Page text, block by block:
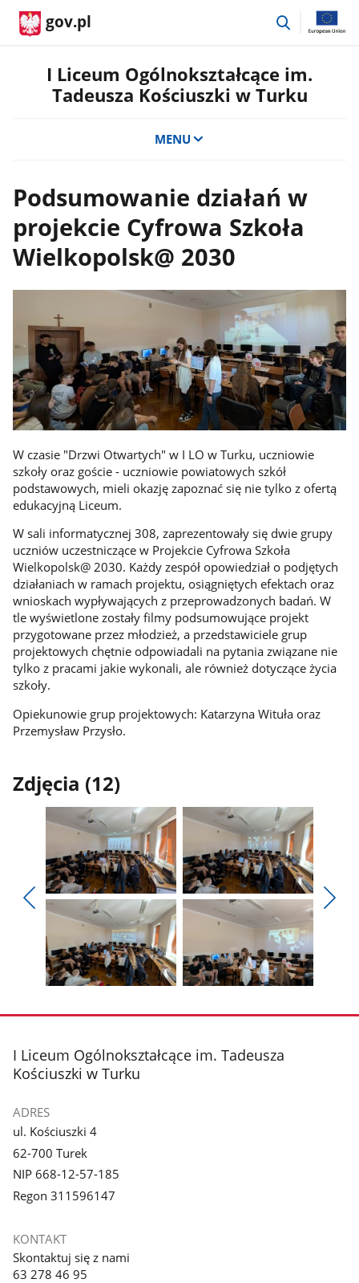
gov.pl
przejdź
I Liceum Ogólnokształcące im.
Tadeusza Kościuszki w Turku
MENU
Podsumowanie działań w
projekcie Cyfrowa Szkoła
Wielkopolsk@ 2030
W czasie "Drzwi Otwartych" w I LO w Turku, uczniowie
szkoły oraz goście - uczniowie powiatowych szkół
podstawowych, mieli okazję zapoznać się nie tylko z ofertą
edukacyjną Liceum.
W sali informatycznej 308, zaprezentowały się dwie grupy
uczniów uczestniczące w Projekcie Cyfrowa Szkoła
Wielkopolsk@ 2030. Każdy zespół opowiedział o podjętych
działaniach w ramach projektu, osiągniętych efektach oraz
wnioskach wypływających z przeprowadzonych badań. W
tle wyświetlone zostały filmy podsumowujące projekt
przygotowane przez młodzież, a przedstawiciele grup
projektowych chętnie odpowiadali na pytania związane nie
tylko z pracami jakie wykonali, ale również dotyczące życia
szkoły.
Opiekunowie grup projektowych: Katarzyna Wituła oraz
Przemysław Przysło.
Zdjęcia (12)
Pokaż
poprzednie
zdjęcia
Pokaż
zdjęcie
1
z
galerii.
Pokaż
zdjęcie
galerii.
galerii.
galerii.
stopka
I Liceum Ogólnokształcące im. Tadeusza
Kościuszki w Turku
ADRES
ul. Kościuszki 4
62-700 Turek
NIP 668-12-57-185
Regon 311596147
KONTAKT
Skontaktuj się z nami
63 278 46 95